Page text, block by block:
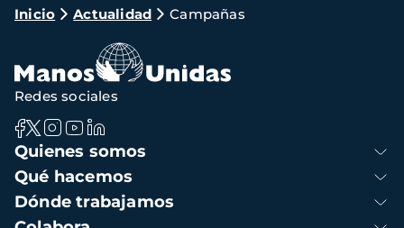
Ruta
navegación
Inicio Actualidad Campañas
Navegación
principal
Quienes somos
Qué hacemos
Dónde trabajamos
Redes sociales